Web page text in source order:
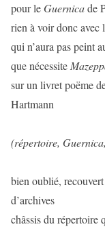
pour leGuernicade
rien à voir donc avec
qui n’aura pas peint
que nécessite
sur un livret poëme
Hartmann
(répertoire,
bien oublié,
d’archives
châssis du répertoire